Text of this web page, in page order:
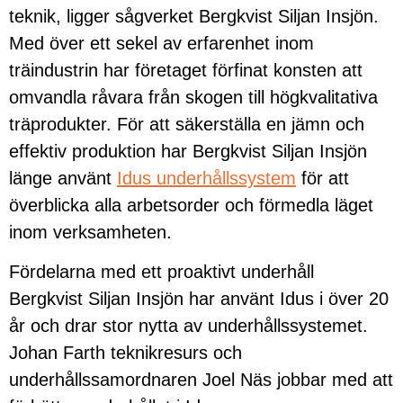
teknik, ligger sågverket Bergkvist Siljan Insjön.
Med över ett sekel av erfarenhet inom
träindustrin har företaget förfinat konsten att
omvandla råvara från skogen till högkvalitativa
träprodukter. För att säkerställa en jämn och
effektiv produktion har Bergkvist Siljan Insjön
länge använt Idus underhållssystem för att
överblicka alla arbetsorder och förmedla läget
inom verksamheten.
Fördelarna med ett proaktivt underhåll
Bergkvist Siljan Insjön har använt Idus i över 20
år och drar stor nytta av underhållssystemet.
Johan Farth teknikresurs och
underhållssamordnaren Joel Näs jobbar med att